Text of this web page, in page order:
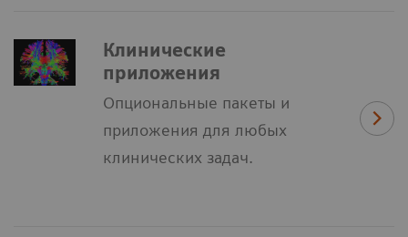
Клинические
приложения
Опциональные пакеты и
приложения для любых
клинических задач.